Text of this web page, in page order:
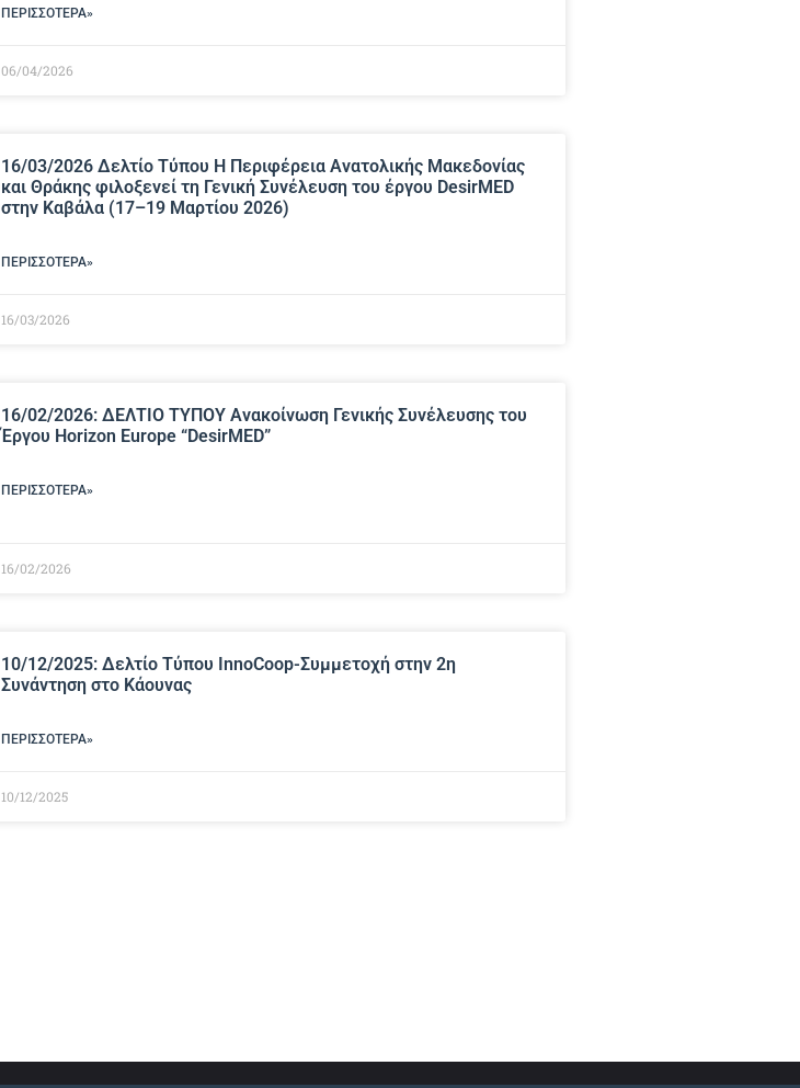
ΠΕΡΙΣΣΌΤΕΡΑ»
06/04/2026
16/03/2026 Δελτίο Τύπου Η Περιφέρεια Ανατολικής Μακεδονίας
και Θράκης φιλοξενεί τη Γενική Συνέλευση του έργου DesirMED
στην Καβάλα (17–19 Μαρτίου 2026)
ΠΕΡΙΣΣΌΤΕΡΑ»
16/03/2026
16/02/2026: ΔΕΛΤΙΟ ΤΥΠΟΥ Ανακοίνωση Γενικής Συνέλευσης του
Έργου Horizon Europe “DesirMED”
ΠΕΡΙΣΣΌΤΕΡΑ»
16/02/2026
10/12/2025: Δελτίο Τύπου InnoCoop-Συμμετοχή στην 2η
Συνάντηση στο Κάουνας
ΠΕΡΙΣΣΌΤΕΡΑ»
10/12/2025